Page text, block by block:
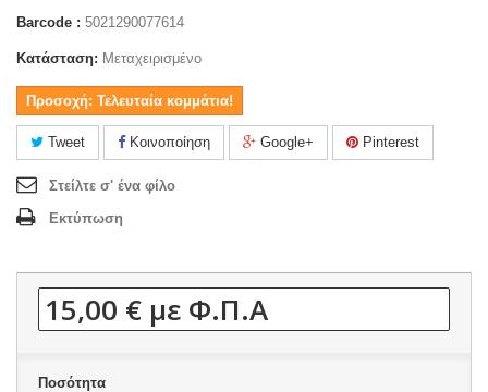
Barcode : 5021290077614
Κατάσταση: Μεταχειρισμένο
Προσοχή: Τελευταία κομμάτια!
Tweet Κοινοποίηση Google+ Pinterest
Στείλτε σ' ένα φίλο
Εκτύπωση
15,00 € με Φ.Π.Α
Ποσότητα